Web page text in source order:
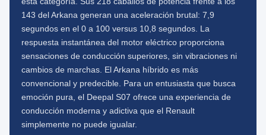
143 del Arkana generan una aceleración brutal: 7,9
segundos en el 0 a 100 versus 10,8 segundos. La
respuesta instantánea del motor eléctrico proporciona
sensaciones de conducción superiores, sin vibraciones ni
cambios de marchas. El Arkana híbrido es más
convencional y predecible. Para un entusiasta que busca
emoción pura, el Deepal S07 ofrece una experiencia de
conducción moderna y adictiva que el Renault
simplemente no puede igualar.